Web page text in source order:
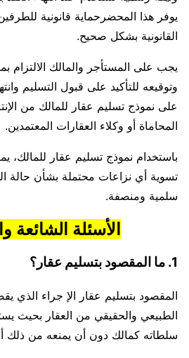
يوفر هذا المحضرحماية قانونية
القانونية بشكل صحيح.
يجب على المستأجر والمالك
وتوقيعه للتأكيد على قبول التسليم
على نموذج تسليم عقار للمالك من
المحاماة أو وكلاء العقارات المعتمدين.
باستخدام نموذج تسليم عقار للمالك،
تسوية أي نزاعات محتملة بشأن حالة
سلمية ومنصفة.
الأسئلة الشائعة
1. ما المقصود بتسليم عقار؟
المقصود بتسليم عقار الإ جراء الذي
الطبيعي والحقيقي من العقار بحيث
سلطاته كمالك دون أن يمنعه من ذلك